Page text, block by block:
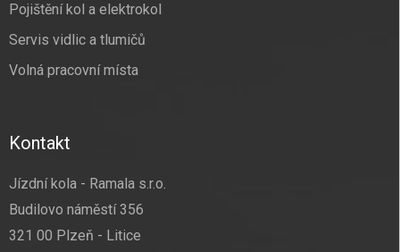
Pojištění kol a elektrokol
Servis vidlic a tlumičů
Volná pracovní místa
Kontakt
Jízdní kola - Ramala s.r.o.
Budilovo náměstí 356
321 00 Plzeň - Litice